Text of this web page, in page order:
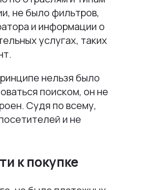
не было фильтров,
и информации о
услугах, таких
нельзя было
поиском, он не
Судя по всему,
и не
к покупке